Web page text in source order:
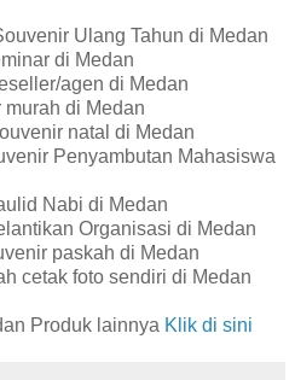
Ulang Tahun di Medan
di Medan
agen di Medan
di Medan
natal di Medan
Penyambutan Mahasiswa
Nabi di Medan
Organisasi di Medan
paskah di Medan
cetak foto sendiri di Medan
Produk lainnya Klik di sini